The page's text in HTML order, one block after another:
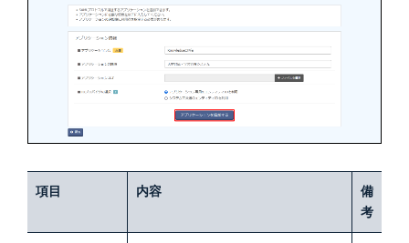
項目 内容
備
考